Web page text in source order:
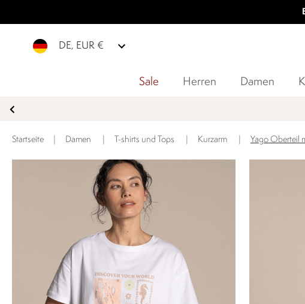
DE, EUR €
Sale Herren Damen
Startseite Damen T-shirts und Tops Kurzarm Yago Oberteil